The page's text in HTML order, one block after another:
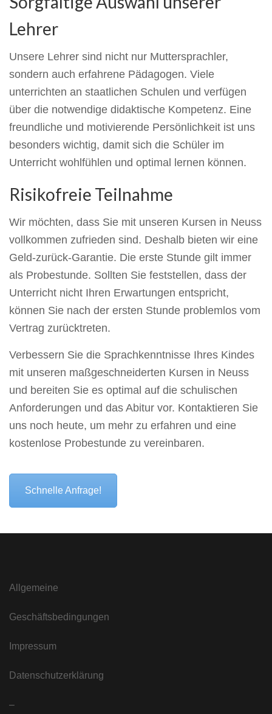
Lehrer
Unsere Lehrer sind nicht nur Muttersprachler,
sondern auch erfahrene Pädagogen. Viele
unterrichten an staatlichen Schulen und verfügen
über die notwendige didaktische Kompetenz. Eine
freundliche und motivierende Persönlichkeit ist uns
besonders wichtig, damit sich die Schüler im
Unterricht wohlfühlen und optimal lernen können.
Risikofreie Teilnahme
Wir möchten, dass Sie mit unseren Kursen in Neuss
vollkommen zufrieden sind. Deshalb bieten wir eine
Geld-zurück-Garantie. Die erste Stunde gilt immer
als Probestunde. Sollten Sie feststellen, dass der
Unterricht nicht Ihren Erwartungen entspricht,
können Sie nach der ersten Stunde problemlos vom
Vertrag zurücktreten.
Verbessern Sie die Sprachkenntnisse Ihres Kindes
mit unseren maßgeschneiderten Kursen in Neuss
und bereiten Sie es optimal auf die schulischen
Anforderungen und das Abitur vor. Kontaktieren Sie
uns noch heute, um mehr zu erfahren und eine
kostenlose Probestunde zu vereinbaren.
Schnelle Anfrage!
Allgemeine
Geschäftsbedingungen
Impressum
Datenschutzerklärung
–